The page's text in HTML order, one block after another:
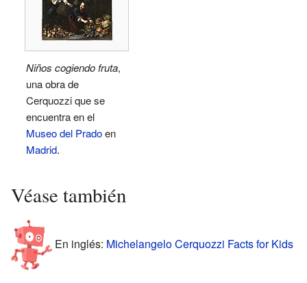
Niños cogiendo fruta,
una obra de
Cerquozzi que se
encuentra en el
Museo del Pradoen
Madrid.
Véase también
En inglés: Michelangelo Cerquozzi Facts for Kids